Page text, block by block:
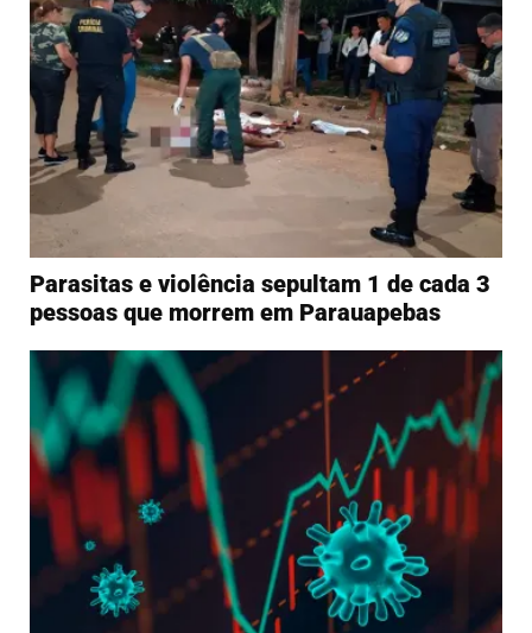
Parasitas e violência sepultam 1 de cada 3
pessoas que morrem em Parauapebas